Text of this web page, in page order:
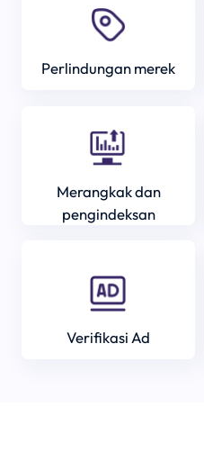
Perlindungan merek
Merangkak dan
pengindeksan
Verifikasi Ad